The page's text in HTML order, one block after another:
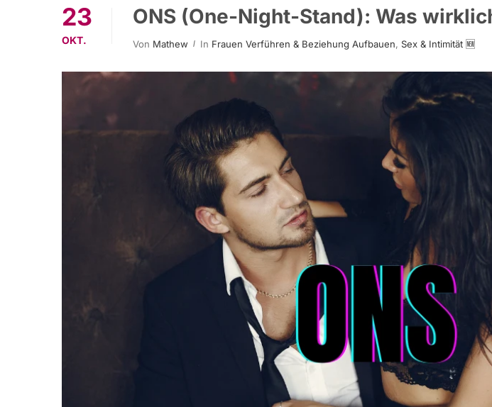
23
OKT.
ONS (One-Night-Stand): Was
Von Mathew In Frauen Verführen & Beziehung Aufbauen, Sex & Intimität 🆕